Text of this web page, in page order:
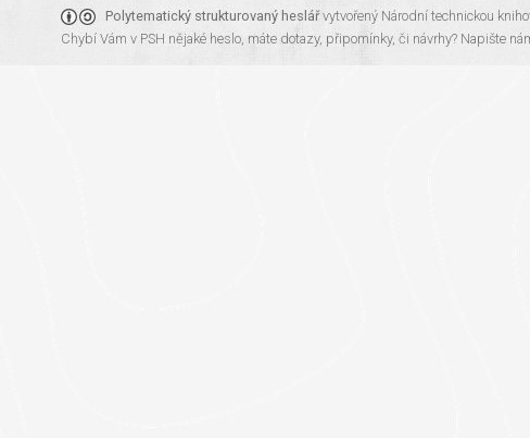
Polytematický strukturovaný heslářvytvořený Národní technickou
Chybí Vám v PSH nějaké heslo, máte dotazy, připomínky, či návrhy? Napište